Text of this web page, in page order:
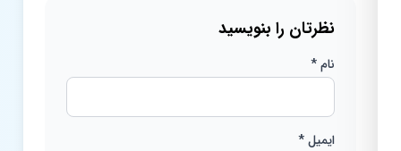
نظرتان را بنویسید
ایمیل *